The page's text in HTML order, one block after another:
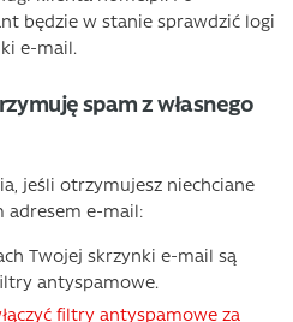
będzie w stanie sprawdzić logi
e-mail.
spam z własnego
jeśli otrzymujesz niechciane
adresem e-mail:
Twojej skrzynki e-mail są
antyspamowe.
filtry antyspamowe za